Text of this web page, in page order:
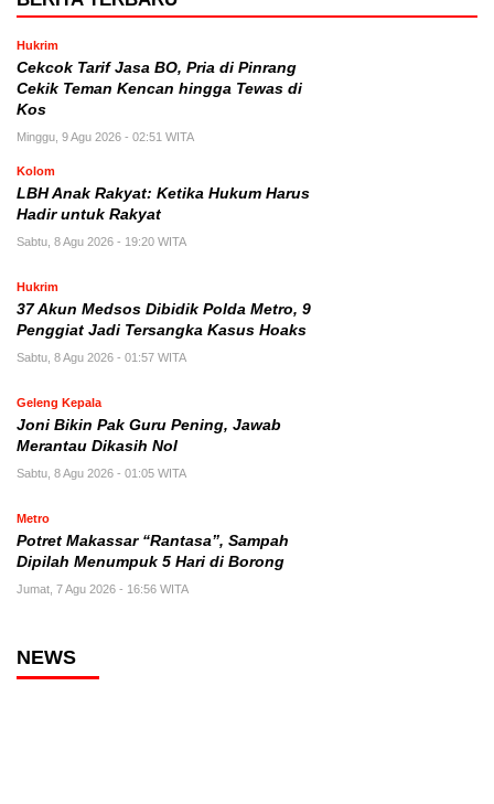
Hukrim
Cekcok Tarif Jasa BO, Pria di Pinrang
Cekik Teman Kencan hingga Tewas di
Kos
Minggu, 9 Agu 2026 - 02:51 WITA
Kolom
LBH Anak Rakyat: Ketika Hukum Harus
Hadir untuk Rakyat
Sabtu, 8 Agu 2026 - 19:20 WITA
Hukrim
37 Akun Medsos Dibidik Polda Metro, 9
Penggiat Jadi Tersangka Kasus Hoaks
Sabtu, 8 Agu 2026 - 01:57 WITA
Geleng Kepala
Joni Bikin Pak Guru Pening, Jawab
Merantau Dikasih Nol
Sabtu, 8 Agu 2026 - 01:05 WITA
Metro
Potret Makassar “Rantasa”, Sampah
Dipilah Menumpuk 5 Hari di Borong
Jumat, 7 Agu 2026 - 16:56 WITA
NEWS